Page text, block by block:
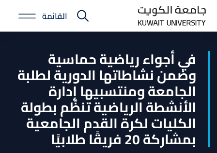
Skip
main
E-
Portal
القائمة
في أجواء رياضية حماسية
وضمن نشاطاتها الدورية لطلبة
الجامعة ومنتسبيها إدارة
الأنشطة الرياضية تنظّم بطولة
الكليات لكرة القدم الجامعية
بمشاركة 20 فريقًا طلابيًا